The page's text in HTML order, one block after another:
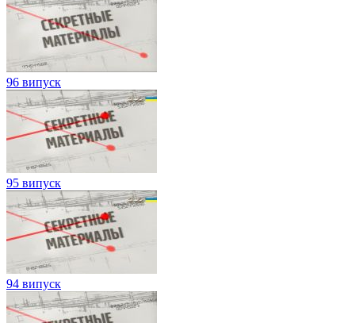
96 випуск
95 випуск
94 випуск